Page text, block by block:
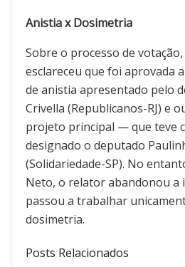
Anistia x Dosimetria
Sobre o processo de
esclareceu que foi aprovada
de anistia apresentado pelo
Crivella (Republicanos-RJ) e
projeto principal — que teve
designado o deputado
(Solidariedade-SP). No
Neto, o relator abandonou a
passou a trabalhar
dosimetria.
Posts Relacionados